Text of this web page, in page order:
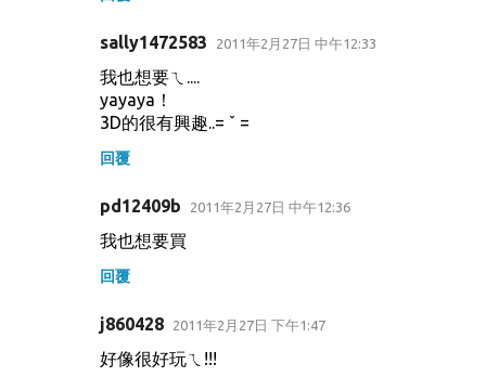
sally1472583 2011年2月27日 中午12:33
我也想要ㄟ....
yayaya！
3D的很有興趣..= ˇ =
回覆
pd12409b 2011年2月27日 中午12:36
我也想要買
回覆
j860428 2011年2月27日 下午1:47
好像很好玩ㄟ!!!